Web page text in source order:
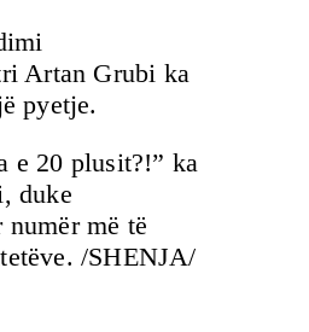
Artan Grubi ka
pyetje.
e 20 plusit?!” ka
duke
numër më të
/SHENJA/